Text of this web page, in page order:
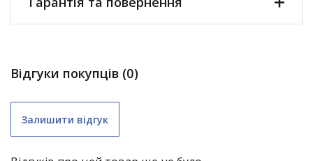
Відгуки покупців (0)
Залишити відгук